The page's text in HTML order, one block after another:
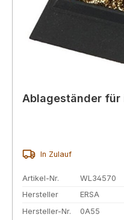
Ablageständer für
In Zulauf
Artikel-Nr.
WL34570
Hersteller
ERSA
Hersteller-Nr.
0A55